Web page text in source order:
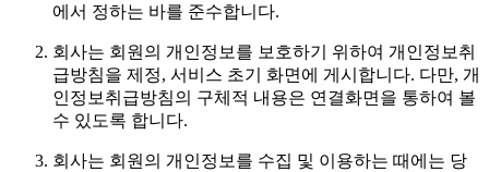
에서 정하는 바를 준수합니다.
회사는 회원의 개인정보를 보호하기 위하여 개인정보취
급방침을 제정, 서비스 초기 화면에 게시합니다. 다만, 개
인정보취급방침의 구체적 내용은 연결화면을 통하여 볼
수 있도록 합니다.
회사는 회원의 개인정보를 수집 및 이용하는 때에는 당